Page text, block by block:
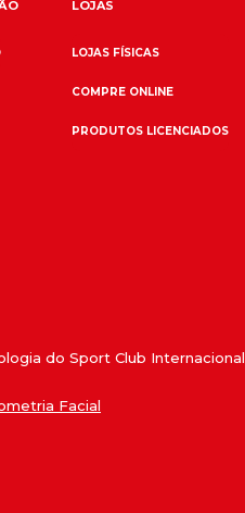
LOJAS
LOJAS FÍSICAS
COMPRE ONLINE
PRODUTOS LICENCIADOS
do Sport Club Internacional
Facial